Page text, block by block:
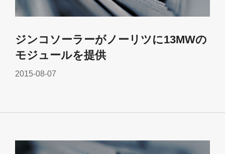
ジンコソーラーがノーリツに13MWの
モジュールを提供
2015-08-07